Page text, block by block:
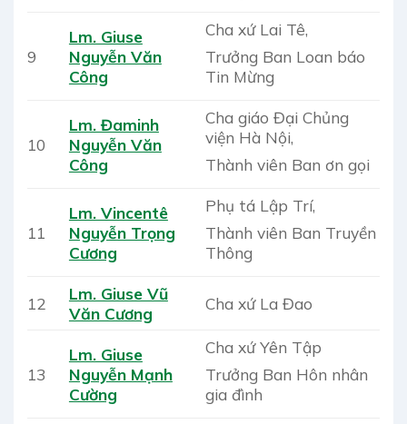
9
Lm. Giuse
Nguyễn Văn
Công
Cha xứ Lai Tê,
Trưởng Ban Loan báo
Tin Mừng
10
Lm. Đaminh
Nguyễn Văn
Công
Cha giáo Đại Chủng
viện Hà Nội,
Thành viên Ban ơn gọi
11
Lm. Vincentê
Nguyễn Trọng
Cương
Phụ tá Lập Trí,
Thành viên Ban Truyền
Thông
12
Lm. Giuse Vũ
Văn Cương
Cha xứ La Đao
13
Lm. Giuse
Nguyễn Mạnh
Cường
Cha xứ Yên Tập
Trưởng Ban Hôn nhân
gia đình